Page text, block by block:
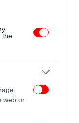
the
web or
και στο